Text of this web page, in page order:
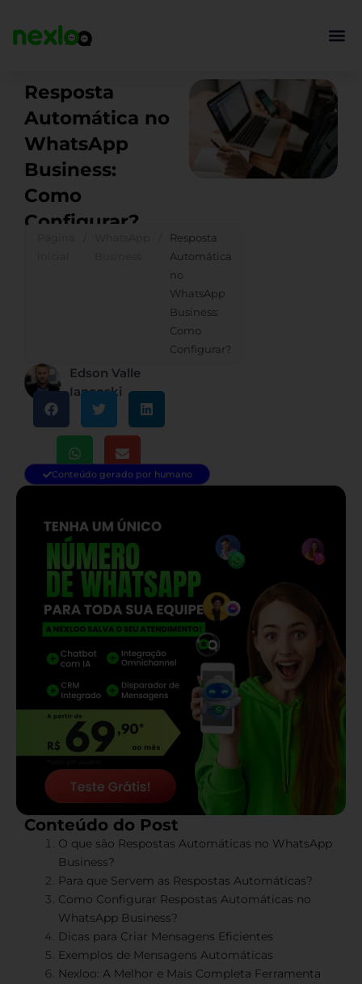
para
Resposta
Automática no
WhatsApp
Business:
Como
Configurar?
Resposta
Automática
no
WhatsApp
Business:
Como
Configurar?
Edson Valle
Iancoski
Conteúdo gerado por humano
Conteúdo do Post
O que são Respostas Automáticas no WhatsApp
Business?
Para que Servem as Respostas Automáticas?
Como Configurar Respostas Automáticas no
WhatsApp Business?
Dicas para Criar Mensagens Eficientes
Exemplos de Mensagens Automáticas
Nexloo: A Melhor e Mais Completa Ferramenta